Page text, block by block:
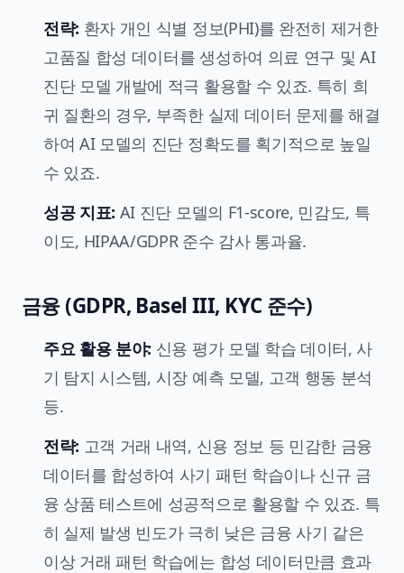
전략: 환자 개인 식별 정보(PHI)를 완전히 제거한
고품질 합성 데이터를 생성하여 의료 연구 및 AI
진단 모델 개발에 적극 활용할 수 있죠. 특히 희
귀 질환의 경우, 부족한 실제 데이터 문제를 해결
하여 AI 모델의 진단 정확도를 획기적으로 높일
수 있죠.
성공 지표: AI 진단 모델의 F1-score, 민감도, 특
이도, HIPAA/GDPR 준수 감사 통과율.
금융 (GDPR, Basel III, KYC 준수)
주요 활용 분야: 신용 평가 모델 학습 데이터, 사
기 탐지 시스템, 시장 예측 모델, 고객 행동 분석
등.
전략: 고객 거래 내역, 신용 정보 등 민감한 금융
데이터를 합성하여 사기 패턴 학습이나 신규 금
융 상품 테스트에 성공적으로 활용할 수 있죠. 특
히 실제 발생 빈도가 극히 낮은 금융 사기 같은
이상 거래 패턴 학습에는 합성 데이터만큼 효과